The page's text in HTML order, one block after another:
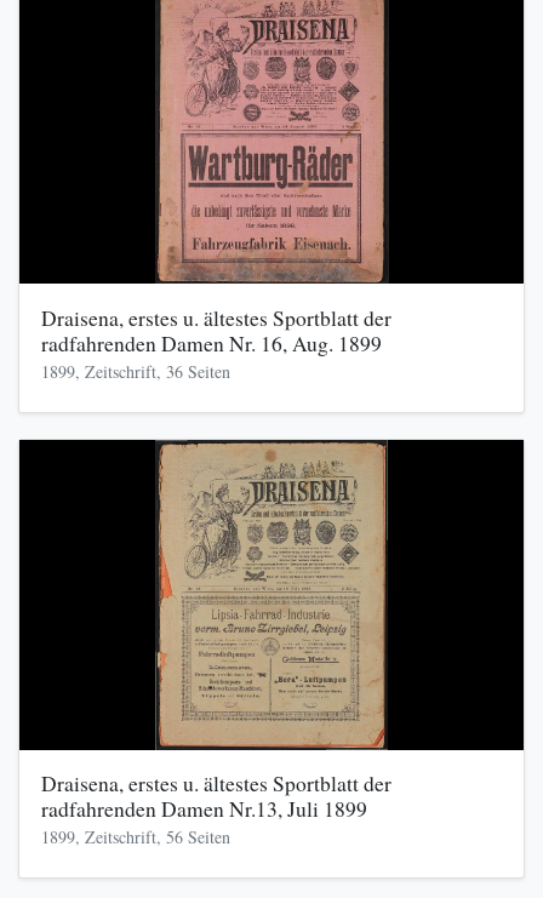
Draisena, erstes u. ältestes Sportblatt der
radfahrenden Damen Nr. 16, Aug. 1899
1899, Zeitschrift, 36 Seiten
Draisena, erstes u. ältestes Sportblatt der
radfahrenden Damen Nr.13, Juli 1899
1899, Zeitschrift, 56 Seiten